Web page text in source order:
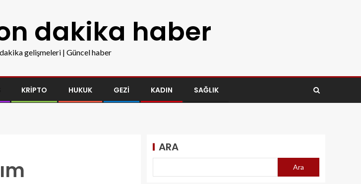
dakika haber
gelişmeleri | Güncel haber
KRIPTO HUKUK GEZI KADIN SAĞLIK
ARA
Ara